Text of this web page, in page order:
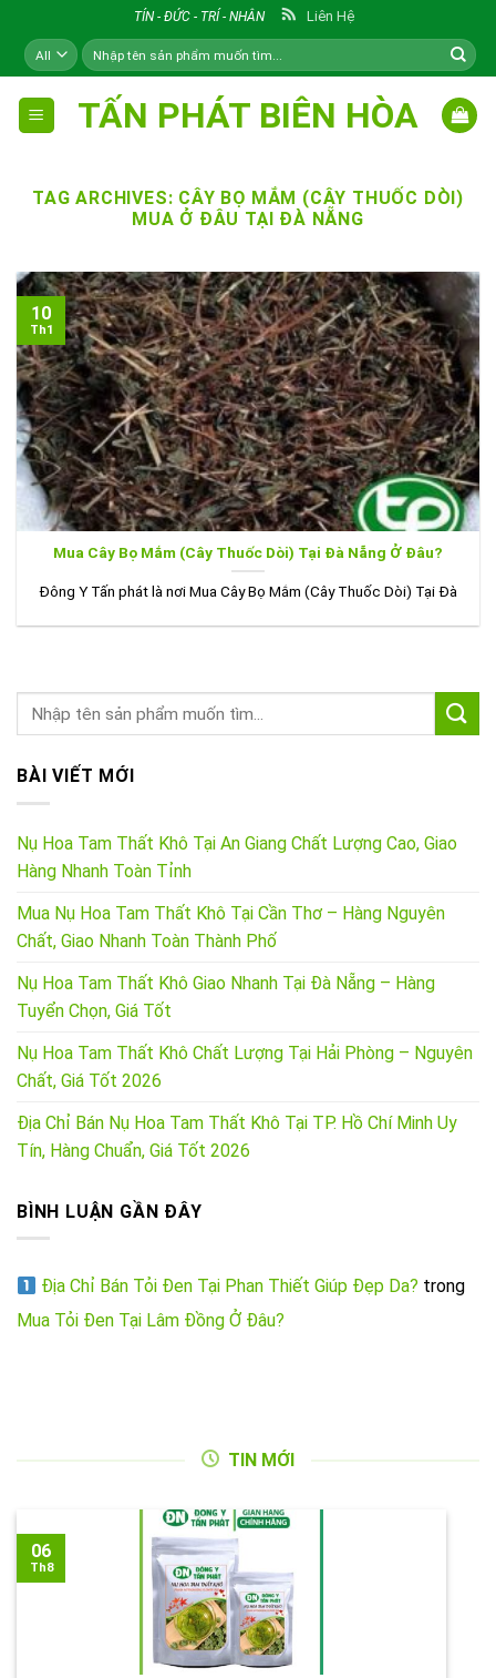
content
TÍN - ĐỨC - TRÍ - NHÂN Liên Hệ
Tìm
kiếm:
TẤN PHÁT BIÊN HÒA
TAG ARCHIVES: CÂY BỌ MẮM (CÂY THUỐC DÒI)
MUA Ở ĐÂU TẠI ĐÀ NẴNG
Mua Cây Bọ Mắm (Cây Thuốc Dòi) Tại Đà Nẵng Ở Đâu?
Đông Y Tấn phát là nơi Mua Cây Bọ Mắm (Cây Thuốc Dòi) Tại Đà
10
Th1
BÀI VIẾT MỚI
Nụ Hoa Tam Thất Khô Tại An Giang Chất Lượng Cao, Giao
Hàng Nhanh Toàn Tỉnh
Mua Nụ Hoa Tam Thất Khô Tại Cần Thơ – Hàng Nguyên
Chất, Giao Nhanh Toàn Thành Phố
Nụ Hoa Tam Thất Khô Giao Nhanh Tại Đà Nẵng – Hàng
Tuyển Chọn, Giá Tốt
Nụ Hoa Tam Thất Khô Chất Lượng Tại Hải Phòng – Nguyên
Chất, Giá Tốt 2026
Địa Chỉ Bán Nụ Hoa Tam Thất Khô Tại TP. Hồ Chí Minh Uy
Tín, Hàng Chuẩn, Giá Tốt 2026
BÌNH LUẬN GẦN ĐÂY
Địa Chỉ Bán Tỏi Đen Tại Phan Thiết Giúp Đẹp Da? trong
Mua Tỏi Đen Tại Lâm Đồng Ở Đâu?
TIN MỚI
06
Th8